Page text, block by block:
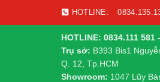
HOTLINE:
HOTLINE: 0834.111 581
Trụ sở: B393 Bis1
Q. 12, Tp.HCM
Showroom: 1047 Lũy